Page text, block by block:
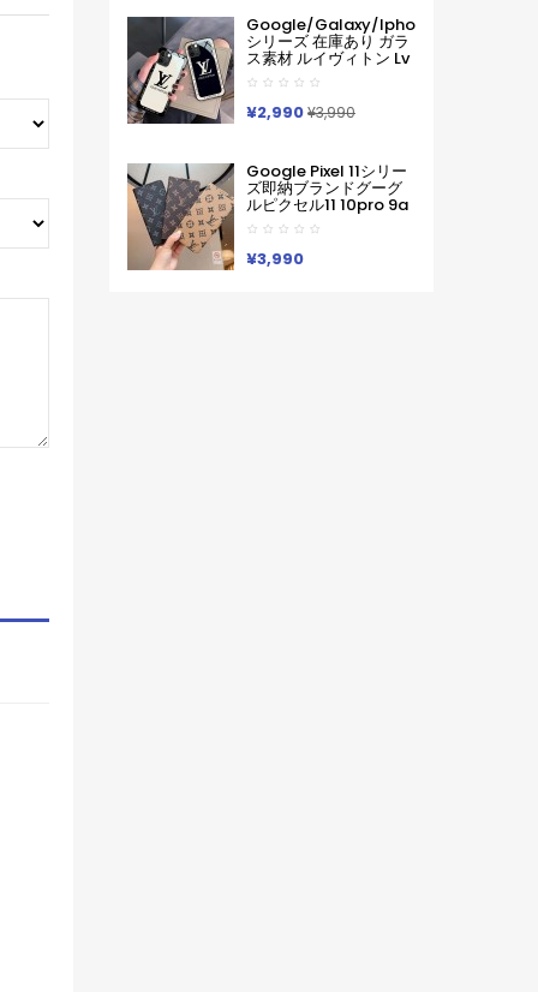
Max 16 15 Pro Maxケー
スカバー
Google/galaxy/iphone
シリーズ 在庫あり ガラ
ス素材 ルイヴィトン Lv
Google Pixel 10a 10
Pro Xl 9a 8 7 Galaxy
A36 S26 Ultra S25 ア
イフォン17 Pro Max 16
ースサムソン ギャラク
シー S26 S25s24 S23
Ultraケース ルイヴィト
ン Lv ブランド レディー
ス男性女性 Google
¥2,990¥3,990
Google Pixel 11シリー
ズ即納ブランドグーグ
ルピクセル11 10pro 9a
8 Pro 7a 9proXL 手帳
型GalaxyS25 S26 S24
A55 A54 A53 アイフォ
ン16 15 18 17ケースルイ
¥3,990